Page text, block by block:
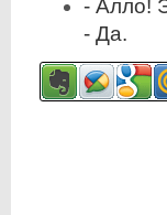
- Алло!
- Да.